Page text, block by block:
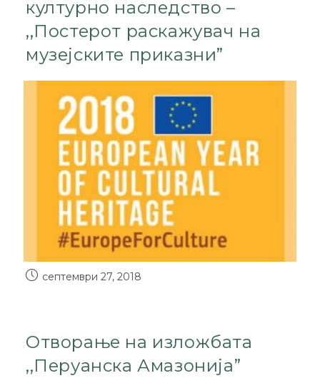
културно наследство –
,,Постерот раскажувач на
музејските приказни”
септември 27, 2018
Отворање на изложбата
,,Перуанска Амазонија”